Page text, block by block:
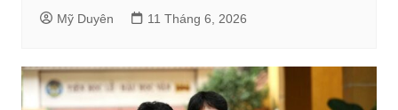
Mỹ Duyên 11 Tháng 6, 2026